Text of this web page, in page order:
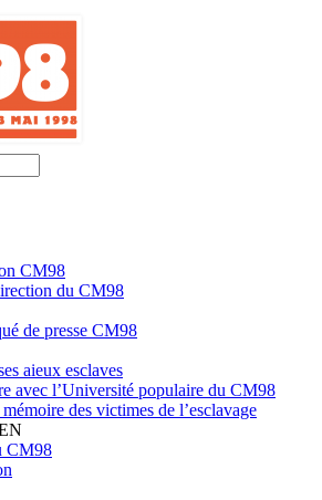
CM98
du CM98
de presse CM98
aieux esclaves
avec l’Université populaire du CM98
des victimes de l’esclavage
CM98